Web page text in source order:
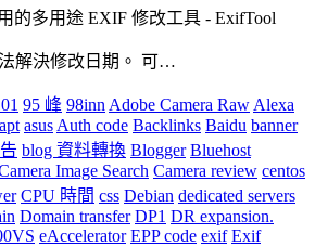
的多用途 EXIF 修改工具 - ExifTool
解決修改日期。 可…
95 峰 98innAdobe Camera RawAlexa
apt asusAuth code Backlinks Baidu banner
blog 資料轉換 Blogger Bluehost
Image Search Camera review centos
CPU 時間 css Debian dedicated servers
Domain transfer DP1 DR expansion.
eAccelerator EPP code exif Exif